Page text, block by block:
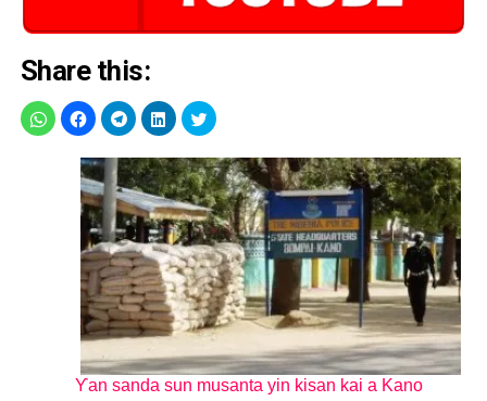
Share this:
Ƴan sanda sun musanta yin kisan kai a Kano